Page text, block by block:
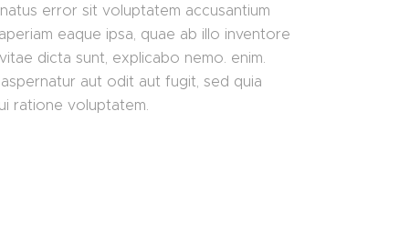
error sit voluptatem accusantium
eaque ipsa, quae ab illo inventore
dicta sunt, explicabo nemo. enim.
aut odit aut fugit, sed quia
ratione voluptatem.